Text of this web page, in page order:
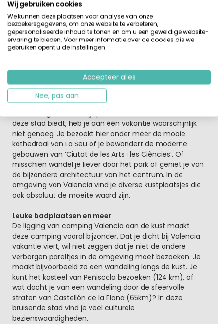
maken de kinderen nieuwe vrienden terwijl ze samen
leuke activiteiten ondernemen. Voor de wat oudere
kinderen zijn er sporttoernooien of zoektochten
georganiseerd. Tieners kunnen met zijn allen uitstapjes
naar het strand maken. En heb je trek na een dag strand
maaltijd in het restaurant.
Valencia mag niet ontbreken op je bucketlist
Dat deze camping op zo’n 20 kilometer afstand van
deze stad biedt, heb je aan één vakantie waarschijnlijk
niet genoeg. Je bezoekt hier onder meer de mooie
kathedraal van La Seu of je bewondert de moderne
gebouwen van ‘Ciutat de les Arts i les Ciències’. Of
misschien wandel je liever door het park of geniet je van
de bijzondere architectuur van het centrum. In de
omgeving van Valencia vind je diverse kustplaatsjes die
ook absoluut de moeite waard zijn.
Leuke badplaatsen en meer
De ligging van camping Valencia aan de kust maakt
deze camping vooral bijzonder. Dat je dicht bij Valencia
vakantie viert, wil niet zeggen dat je niet de andere
verborgen pareltjes in de omgeving moet bezoeken. Je
maakt bijvoorbeeld zo een wandeling langs de kust. Je
kunt het kasteel van Peñiscola bezoeken (124 km), of
wat dacht je van een wandeling door de sfeervolle
straten van Castellón de la Plana (65km)? In deze
bruisende stad vind je veel culturele
bezienswaardigheden.
Wij gebruiken cookies
We kunnen deze plaatsen voor analyse van onze
bezoekersgegevens, om onze website te verbeteren,
gepersonaliseerde inhoud te tonen en om u een geweldige website-
ervaring te bieden. Voor meer informatie over de cookies die we
gebruiken opent u de instellingen.
Accepteer alles
Nee, pas aan